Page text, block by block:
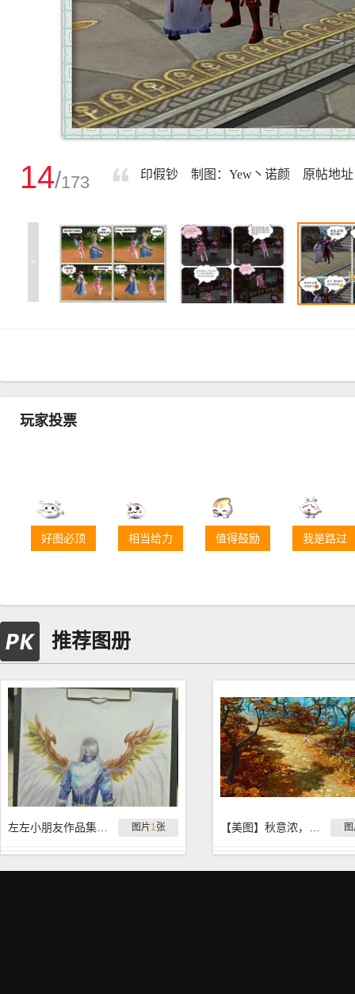
14/173 印假钞 制图：Yew丶诺颜 原帖地址：
<
玩家投票
好图必顶 相当给力 值得鼓励 我是路过
推荐图册
图片1张